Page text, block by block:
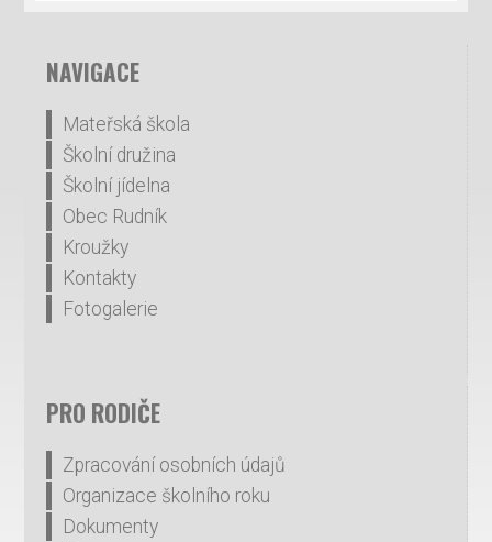
NAVIGACE
Mateřská škola
Školní družina
Školní jídelna
Obec Rudník
Kroužky
Kontakty
Fotogalerie
PRO RODIČE
Zpracování osobních údajů
Organizace školního roku
Dokumenty